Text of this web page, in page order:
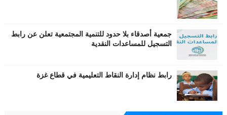
جمعية أصدقاء بلا حدود للتنمية المجتمعية تعلن عن رابط
التسجيل للمساعدات النقدية
رابط نظام إدارة النقاط التعليمية في قطاع غزة